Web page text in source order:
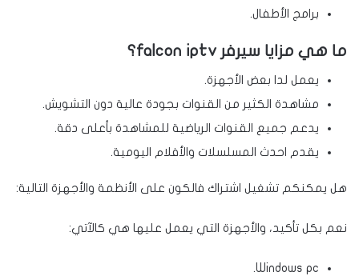
برامج الأطفال.
ما هي مزايا سيرفر falcon iptv؟
يعمل لدا بعض الأجهزة.
مشاهدة الكثير من القنوات بجودة عالية دون التشويش.
يدعم جميع القنوات الرياضية للمشاهدة بأعلى دقة.
يقدم احدث المسلسلات والأفلام اليومية.
هل يمكنكم تشغيل اشتراك فالكون على الأنظمة والأجهزة التالية:
نعم بكل تأكيد، والأجهزة التي يعمل عليها هي كالآتي:
Windows pc.